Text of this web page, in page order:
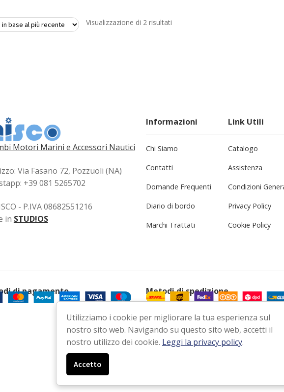
Visualizzazione di 2 risultatiOrdina
Motori Marini e Accessori Nautici
Via Fasano 72, Pozzuoli (NA)
+39 081 5265702
- P.IVA 08682551216
in STUD!OS
Informazioni
Chi Siamo
Contatti
Domande Frequenti
Diario di bordo
Marchi Trattati
Link Utili
Catalogo
Assistenza
Condizioni
Privacy Policy
Cookie Policy
di pagamento Metodi di spedizione
Utilizziamo i cookie per migliorare la tua esperienza sul
nostro sito web. Navigando su questo sito web, accetti il
nostro utilizzo dei cookie. Leggi la privacy policy.
Accetto